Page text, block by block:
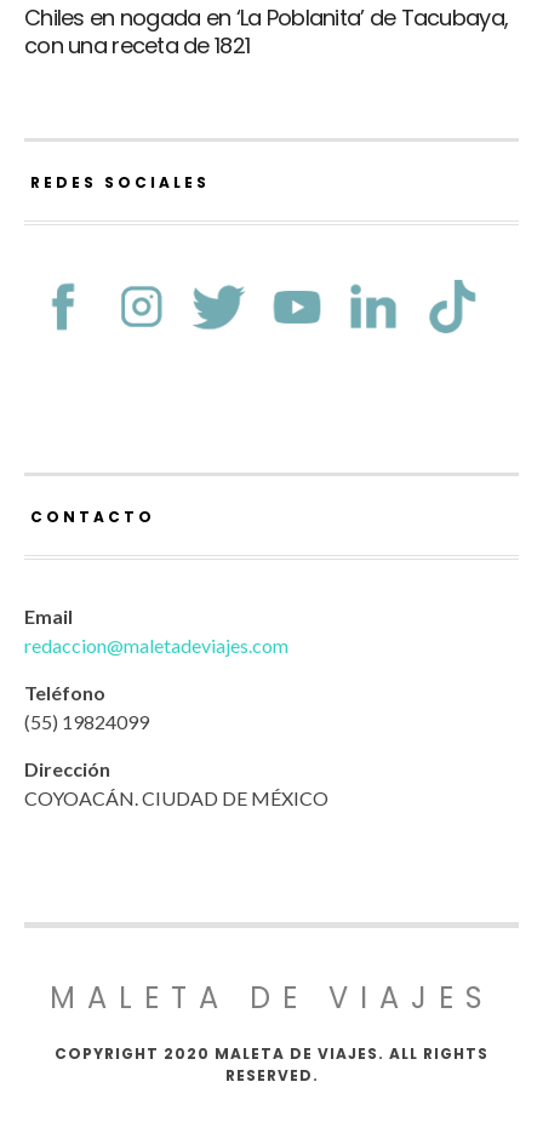
Chiles en nogada en ‘La Poblanita’ de Tacubaya,
con una receta de 1821
REDES SOCIALES
CONTACTO
Email
redaccion@maletadeviajes.com
Teléfono
(55) 19824099
Dirección
COYOACÁN. CIUDAD DE MÉXICO
MALETA DE VIAJES
COPYRIGHT 2020 MALETA DE VIAJES. ALL RIGHTS
RESERVED.